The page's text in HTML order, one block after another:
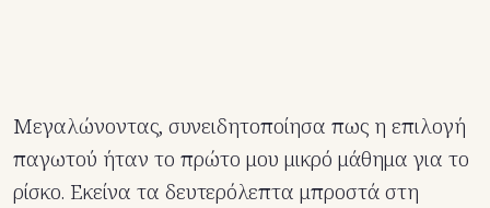
Μεγαλώνοντας, συνειδητοποίησα πως η επιλογή
παγωτού ήταν το πρώτο μου μικρό μάθημα για το
ρίσκο. Εκείνα τα δευτερόλεπτα μπροστά στη